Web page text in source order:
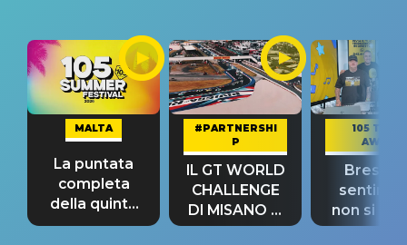
MALTA
La puntata
completa
della quinta
tappa
#PARTNERSHI
P
IL GT WORLD
CHALLENGE
DI MISANO si
riconferma
105 TAKE
AWAY
Bresh:
non si
fino alla